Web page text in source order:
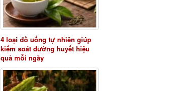
4 loại đồ uống tự nhiên giúp
kiểm soát đường huyết hiệu
quả mỗi ngày